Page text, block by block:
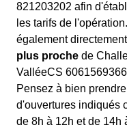
821203202 afin
les tarifs de
également
plus proche de
ValléeCS
Pensez à bien
d'ouvertures indiqués
de 8h à 12h et de 14h